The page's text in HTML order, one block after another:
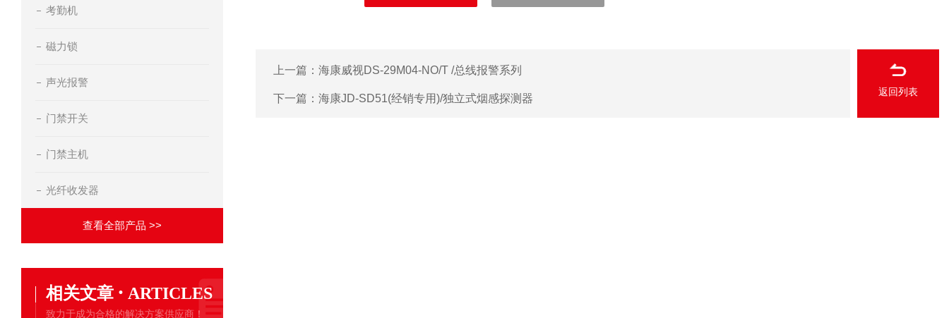
考勤机
磁力锁
声光报警
门禁开关
门禁主机
光纤收发器
查看全部产品 >>
相关文章 · ARTICLES
致力于成为合格的解决方案供应商！
上一篇： 海康威视DS-29M04-NO/T /总线报警系列
下一篇： 海康JD-SD51(经销专用)/独立式烟感探测器
返回列表